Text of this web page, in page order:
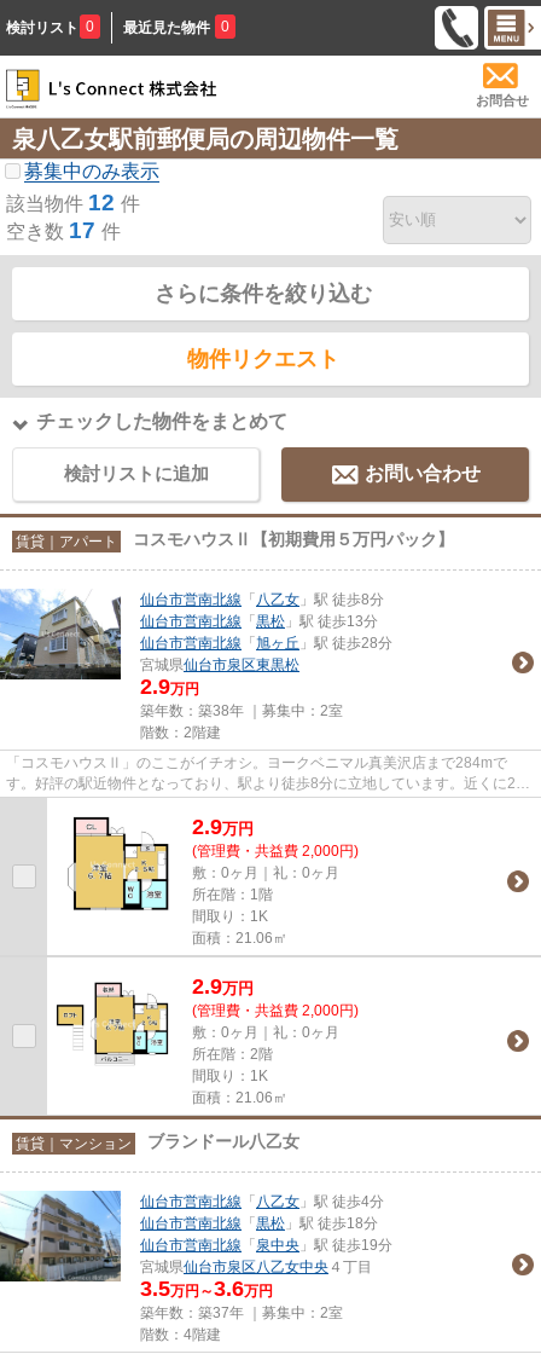
検討リスト 0 最近見た物件 0
お問合せ
泉八乙女駅前郵便局の周辺物件一覧
募集中のみ表示
該当物件 12 件
空き数 17 件
さらに条件を絞り込む
物件リクエスト
チェックした物件をまとめて
検討リストに追加 お問い合わせ
賃貸｜アパート コスモハウスⅡ【初期費用５万円パック】
仙台市営南北線 「 八乙女 」駅 徒歩8分
仙台市営南北線 「 黒松 」駅 徒歩13分
仙台市営南北線 「 旭ヶ丘 」駅 徒歩28分
宮城県仙台市泉区東黒松
2.9万円
築年数：築38年 ｜募集中： 2室
階数：2階建
「コスモハウスⅡ」のここがイチオシ。ヨークベニマル真美沢店まで284mで
す。好評の駅近物件となっており、駅より徒歩8分に立地しています。近くに2駅
2.9万円
(管理費・共益費 2,000円)
敷：0ヶ月｜礼：0ヶ月
所在階：1階
間取り：1K
面積：21.06㎡
2.9万円
(管理費・共益費 2,000円)
敷：0ヶ月｜礼：0ヶ月
所在階：2階
間取り：1K
面積：21.06㎡
賃貸｜マンション ブランドール八乙女
仙台市営南北線 「 八乙女 」駅 徒歩4分
仙台市営南北線 「 黒松 」駅 徒歩18分
仙台市営南北線 「 泉中央 」駅 徒歩19分
宮城県仙台市泉区八乙女中央 ４丁目
3.5万円～3.6万円
築年数：築37年 ｜募集中： 2室
階数：4階建